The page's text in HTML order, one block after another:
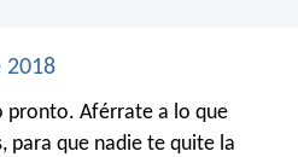
2018
pronto. Aférrate a lo que
para que nadie te quite la